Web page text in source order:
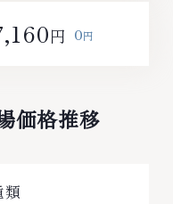
円 0円
価格推移
類